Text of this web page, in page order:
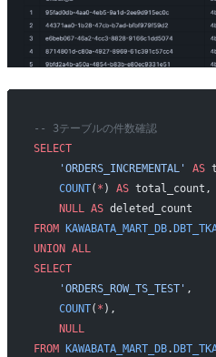
-- 3テーブルの件数確認
SELECT
    'ORDERS_INCREMENTAL'
AS
    COUNT
( * ) AS total_count,
    NULL
AS deleted_count
FROM KAWABATA_MART_DB.
UNION ALL
SELECT
    'ORDERS_ROW_TS_TEST'
,
    COUNT
( * ),
    NULL
FROM KAWABATA_MART_DB.